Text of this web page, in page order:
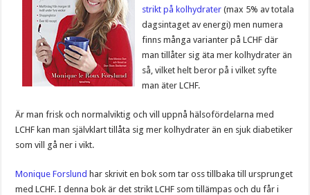
strikt på kolhydrater (max 5% av totala
dagsintaget av energi) men numera
finns många varianter på LCHF där
man tillåter sig äta mer kolhydrater än
så, vilket helt beror på i vilket syfte
man äter LCHF.
Är man frisk och normalviktig och vill uppnå hälsofördelarna med
LCHF kan man självklart tillåta sig mer kolhydrater än en sjuk diabetiker
som vill gå ner i vikt.
Monique Forslund har skrivit en bok som tar oss tillbaka till ursprunget
med LCHF. I denna bok är det strikt LCHF som tillämpas och du får i